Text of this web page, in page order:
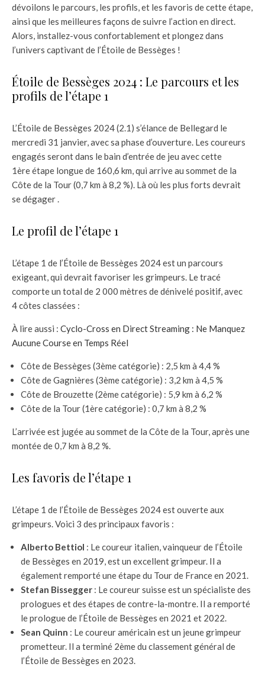
dévoilons le parcours, les profils, et les favoris de cette étape,
ainsi que les meilleures façons de suivre l’action en direct.
Alors, installez-vous confortablement et plongez dans
l’univers captivant de l’Étoile de Bessèges !
Étoile de Bessèges 2024 : Le parcours et les
profils de l’étape 1
L’Étoile de Bessèges 2024 (2.1) s’élance de Bellegard le
mercredi 31 janvier, avec sa phase d’ouverture. Les coureurs
engagés seront dans le bain d’entrée de jeu avec cette
1ère étape longue de 160,6 km, qui arrive au sommet de la
Côte de la Tour (0,7 km à 8,2 %). Là où les plus forts devrait
se dégager .
Le profil de l’étape 1
L’étape 1 de l’Étoile de Bessèges 2024 est un parcours
exigeant, qui devrait favoriser les grimpeurs. Le tracé
comporte un total de 2 000 mètres de dénivelé positif, avec
4 côtes classées :
À lire aussi : Cyclo-Cross en Direct Streaming : Ne Manquez
Aucune Course en Temps Réel
Côte de Bessèges (3ème catégorie) : 2,5 km à 4,4 %
Côte de Gagnières (3ème catégorie) : 3,2 km à 4,5 %
Côte de Brouzette (2ème catégorie) : 5,9 km à 6,2 %
Côte de la Tour (1ère catégorie) : 0,7 km à 8,2 %
L’arrivée est jugée au sommet de la Côte de la Tour, après une
montée de 0,7 km à 8,2 %.
Les favoris de l’étape 1
L’étape 1 de l’Étoile de Bessèges 2024 est ouverte aux
grimpeurs. Voici 3 des principaux favoris :
Alberto Bettiol : Le coureur italien, vainqueur de l’Étoile
de Bessèges en 2019, est un excellent grimpeur. Il a
également remporté une étape du Tour de France en 2021.
Stefan Bissegger : Le coureur suisse est un spécialiste des
prologues et des étapes de contre-la-montre. Il a remporté
le prologue de l’Étoile de Bessèges en 2021 et 2022.
Sean Quinn : Le coureur américain est un jeune grimpeur
prometteur. Il a terminé 2ème du classement général de
l’Étoile de Bessèges en 2023.